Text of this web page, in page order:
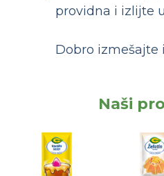
providna i izlijte
Dobro izmešajte
Naši